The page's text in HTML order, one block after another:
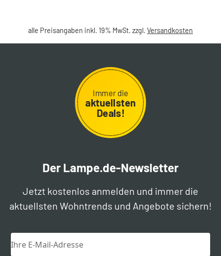
alle Preisangaben inkl. 19% MwSt. zzgl. Versandkosten
Immer die
aktuellsten
Deals!
Der Lampe.de-Newsletter
Jetzt kostenlos anmelden und immer die
aktuellsten Wohntrends und Angebote sichern!